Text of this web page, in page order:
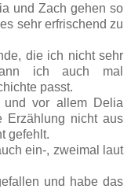
und Zach gehen so
sehr erfrischend zu
die ich nicht sehr
ich auch mal
passt.
und vor allem Delia
Erzählung nicht aus
gefehlt.
ein-, zweimal laut
und habe das